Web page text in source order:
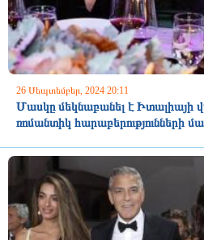
26 Սեպտեմբեր, 2024 20:11
Մասկը մեկնաբանել է Իտալիայի
ռոմանտիկ հարաբերությունների